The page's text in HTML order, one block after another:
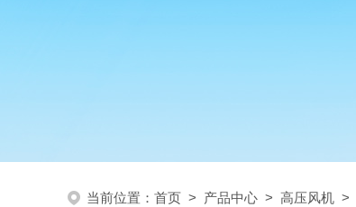
当前位置： 首页 > 产品中心 > 高压风机 >